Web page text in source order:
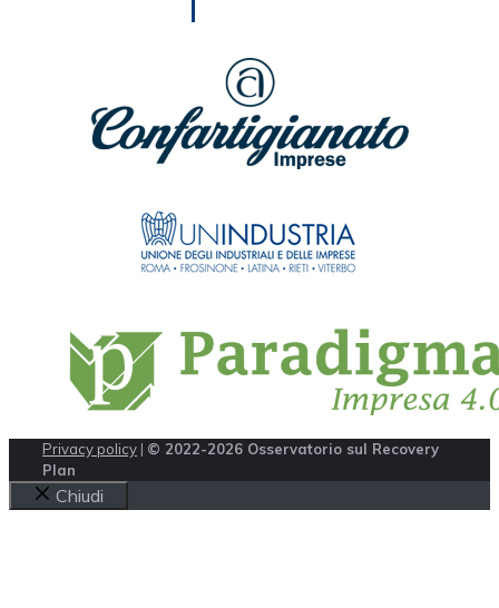
Privacy policy | © 2022-2026 Osservatorio sul Recovery
Plan
Chiudi